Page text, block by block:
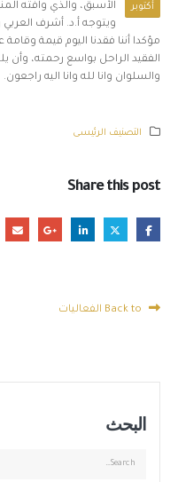
أكتوبر
الأسبق، والذي وافته
ويتوجه أ.د. أشرف
مؤكدا أننا فقدنا اليوم قيمة
الفقيد الراحل بواسع رحمته، وأن
والسلوان وانا لله وانا اليه راجعون.
التصنيف الرئيسى
Share this post
البحث